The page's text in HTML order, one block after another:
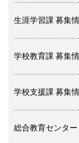
生涯学習課 募集
学校教育課 募集
学校支援課 募集
総合教育センター